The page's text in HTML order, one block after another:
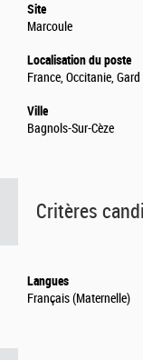
Site
Marcoule
Localisation du poste
France, Occitanie,
Ville
Bagnols-Sur-Cèze
Critères
Langues
Français (Maternelle)